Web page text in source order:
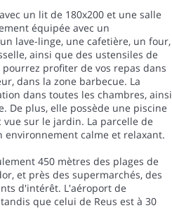
un lit de 180x200 et une salle
équipée avec un
lave-linge, une cafetière, un four,
ainsi que des ustensiles de
profiter de vos repas dans
dans la zone barbecue. La
dans toutes les chambres, ainsi
De plus, elle possède une piscine
vue sur le jardin. La parcelle de
environnement calme et relaxant.
450 mètres des plages de
et près des supermarchés, des
d'intérêt. L'aéroport de
que celui de Reus est à 30